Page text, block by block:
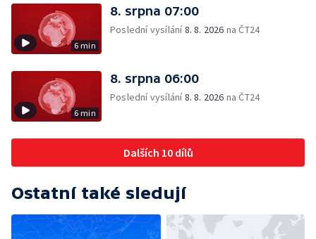
6 min
8. srpna 07:00
Poslední vysílání8. 8. 2026 na ČT24
6 min
8. srpna 06:00
Poslední vysílání8. 8. 2026 na ČT24
Dalších 10 dílů
Ostatní také sledují